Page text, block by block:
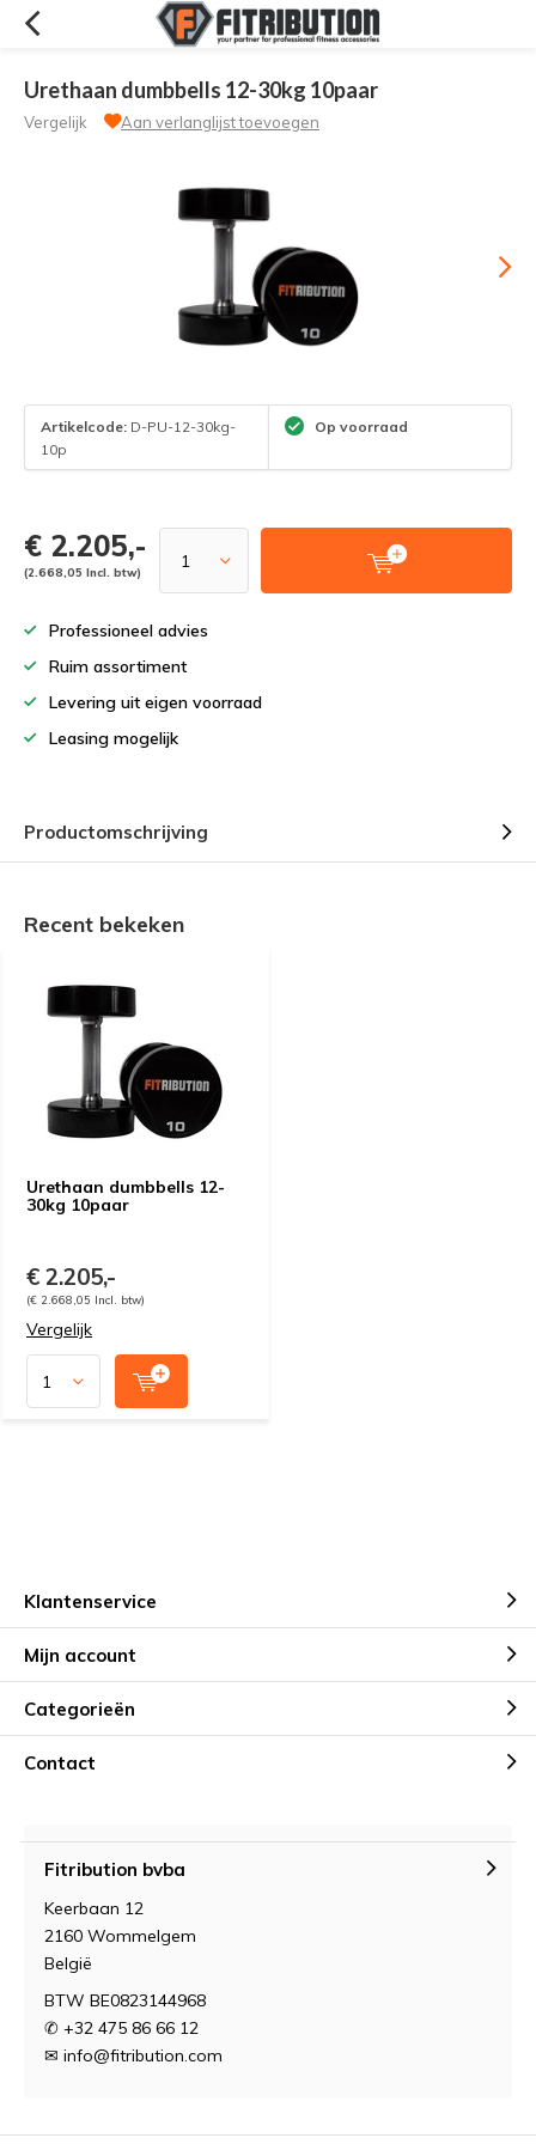
Urethaan dumbbells 12-30kg 10paar
Vergelijk Aan verlanglijst toevoegen
Artikelcode: D-PU-12-30kg-
10p
Op voorraad
€ 2.205,-
(2.668,05 Incl. btw)
Professioneel advies
Ruim assortiment
Levering uit eigen voorraad
Leasing mogelijk
Productomschrijving
Recent bekeken
Urethaan dumbbells 12-
30kg 10paar
€ 2.205,-
(€ 2.668,05 Incl. btw)
Vergelijk
Klantenservice
Mijn account
Categorieën
Contact
Fitribution bvba
Keerbaan 12
2160 Wommelgem
België
BTW BE0823144968
✆ +32 475 86 66 12
✉ info@fitribution.com